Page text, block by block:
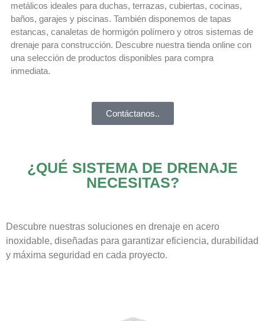
metálicos ideales para duchas, terrazas, cubiertas, cocinas,
baños, garajes y piscinas. También disponemos de tapas
estancas, canaletas de hormigón polímero y otros sistemas de
drenaje para construcción. Descubre nuestra tienda online con
una selección de productos disponibles para compra
inmediata.
Contáctanos..
¿QUÉ SISTEMA DE DRENAJE
NECESITAS?
Descubre nuestras soluciones en drenaje en acero
inoxidable, diseñadas para garantizar eficiencia, durabilidad
y máxima seguridad en cada proyecto.